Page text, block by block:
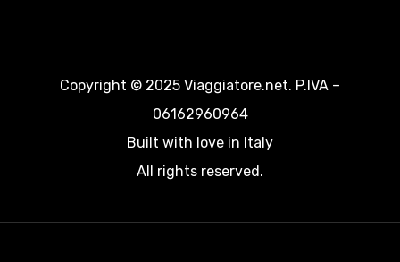
Copyright © 2025 Viaggiatore.net. P.IVA –
06162960964
Built with love in Italy
All rights reserved.